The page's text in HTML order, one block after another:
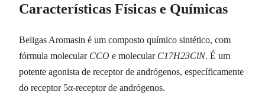
Características Físicas e Químicas
Beligas Aromasin é um composto químico sintético, com
fórmula molecular CCO e molecular C17H23ClN. É um
potente agonista de receptor de andrógenos, específicamente
do receptor 5α-receptor de andrógenos.